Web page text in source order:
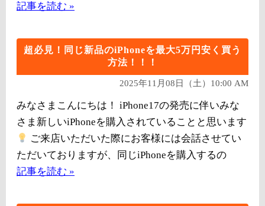
記事を読む »
超必見！同じ新品のiPhoneを最大5万円安く買う
方法！！！
2025年11月08日（土）10:00 AM
みなさまこんにちは！ iPhone17の発売に伴いみな
さま新しいiPhoneを購入されていることと思います
ご来店いただいた際にお客様には会話させてい
ただいておりますが、同じiPhoneを購入するの
記事を読む »